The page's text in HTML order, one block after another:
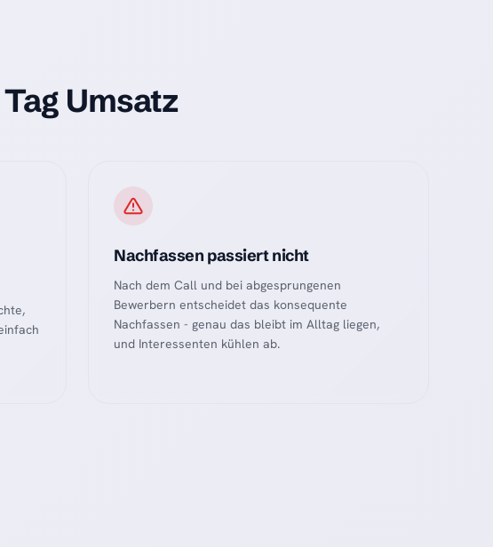
Umsatz
Nachfassen passiert nicht
Nach dem Call und bei abgesprungenen
Bewerbern entscheidet das konsequente
Nachfassen - genau das bleibt im Alltag liegen,
und Interessenten kühlen ab.